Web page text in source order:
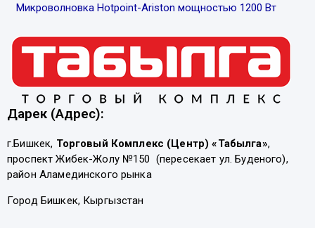
Микроволновка Hotpoint-Ariston мощностью 1200 Вт
Дарек (Адрес):
г.Бишкек, Торговый Комплекс (Центр) «Табылга»,
проспект Жибек-Жолу №150 (пересекает ул. Буденого),
район Аламединского рынка
Город Бишкек, Кыргызстан